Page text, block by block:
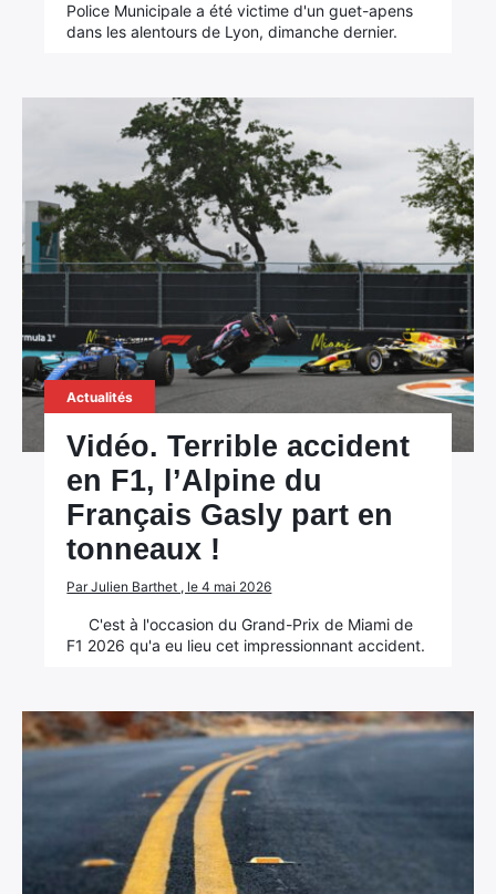
Police Municipale a été victime d'un guet-apens
dans les alentours de Lyon, dimanche dernier.
Actualités
Vidéo. Terrible accident
en F1, l’Alpine du
Français Gasly part en
tonneaux !
Par Julien Barthet , le 4 mai 2026
C'est à l'occasion du Grand-Prix de Miami de
F1 2026 qu'a eu lieu cet impressionnant accident.